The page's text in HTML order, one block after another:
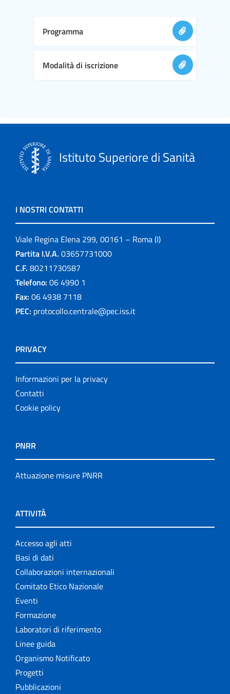
Programma
Modalità di iscrizione
Istituto Superiore di Sanità
I NOSTRI CONTATTI
Viale Regina Elena 299, 00161 – Roma (I)
Partita I.V.A. 03657731000
C.F. 80211730587
Telefono: 06 4990 1
Fax: 06 4938 7118
PEC: protocollo.centrale@pec.iss.it
PRIVACY
Informazioni per la privacy
Contatti
Cookie policy
PNRR
Attuazione misure PNRR
ATTIVITÀ
Accesso agli atti
Basi di dati
Collaborazioni internazionali
Comitato Etico Nazionale
Eventi
Formazione
Laboratori di riferimento
Linee guida
Organismo Notificato
Progetti
Pubblicazioni